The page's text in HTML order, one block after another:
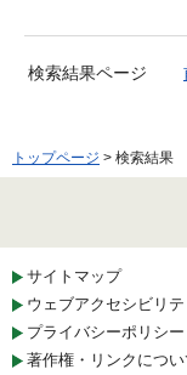
検索結果ページ
トップページ > 検索結果
サイトマップ
ウェブアクセシビリテ
プライバシーポリシ
著作権・リンクについ